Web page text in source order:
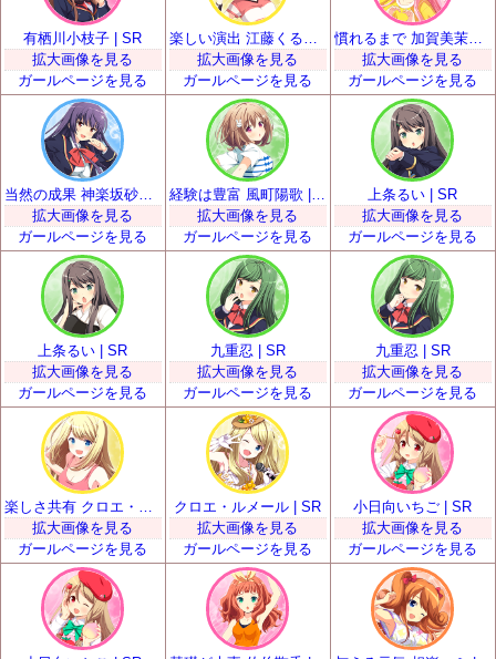
有栖川小枝子 | SR
拡大画像を見る
ガールページを見る
拡大画像を見る
ガールページを見る
慣れるまで 加賀美茉莉 | SR
拡大画像を見る
ガールページを見る
拡大画像を見る
ガールページを見る
経験は豊富 風町陽歌 | SR
拡大画像を見る
ガールページを見る
上条るい | SR
拡大画像を見る
ガールページを見る
上条るい | SR
拡大画像を見る
ガールページを見る
九重忍 | SR
拡大画像を見る
ガールページを見る
九重忍 | SR
拡大画像を見る
ガールページを見る
拡大画像を見る
ガールページを見る
クロエ・ルメール | SR
拡大画像を見る
ガールページを見る
小日向いちご | SR
拡大画像を見る
ガールページを見る